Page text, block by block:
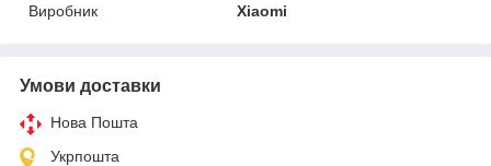
Виробник
Xiaomi
Умови доставки
Нова Пошта
Укрпошта